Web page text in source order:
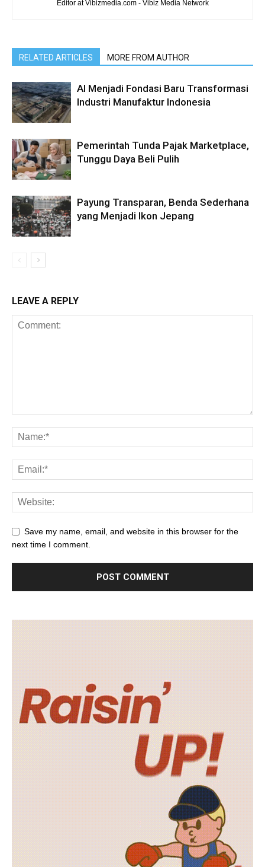
Editor at Vibizmedia.com - Vibiz Media Network
RELATED ARTICLES MORE FROM AUTHOR
AI Menjadi Fondasi Baru Transformasi
Industri Manufaktur Indonesia
Pemerintah Tunda Pajak Marketplace,
Tunggu Daya Beli Pulih
Payung Transparan, Benda Sederhana
yang Menjadi Ikon Jepang
LEAVE A REPLY
Save my name, email, and website in this browser for the
next time I comment.